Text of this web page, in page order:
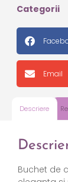
Categorii
Email
Descriere
Buchet de